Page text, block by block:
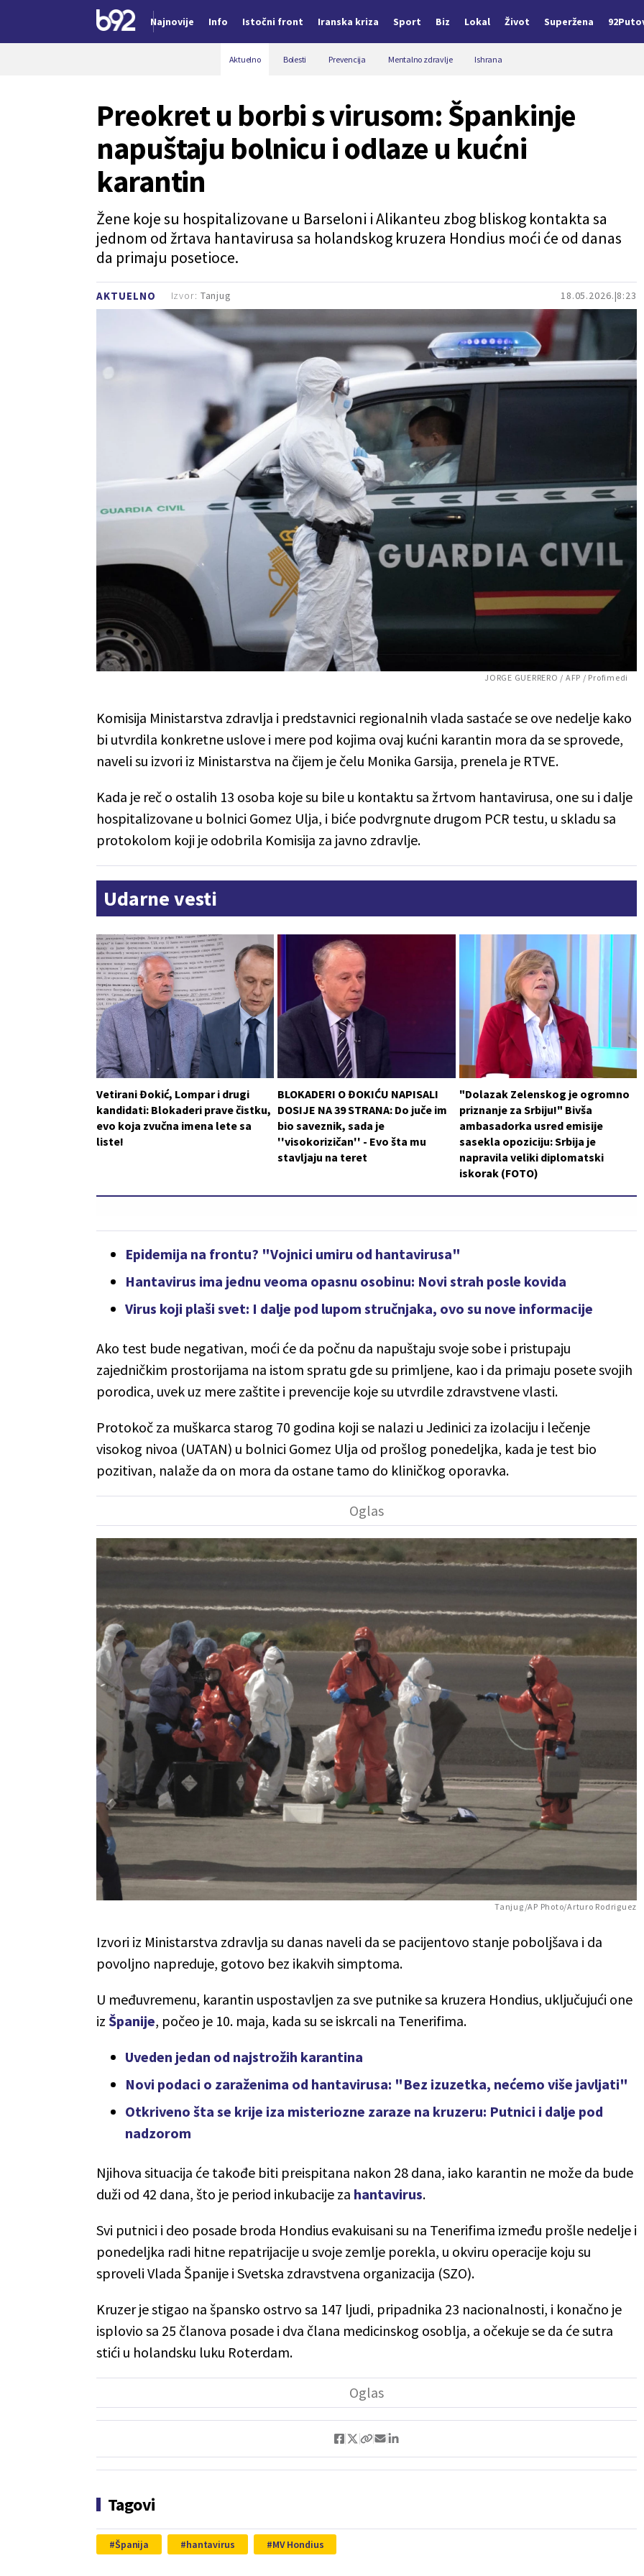
Najnovije Info Istočni front Iranska kriza Sport Biz Lokal Život Superžena
Aktuelno Bolesti Prevencija Mentalno zdravlje Ishrana
AKTUELNO 18.05.2026. 8:23
Preokret u borbi s virusom: Špankinje
napuštaju bolnicu i odlaze u kućni
karantin
Žene koje su hospitalizovane u Barseloni i Alikanteu zbog bliskog kontakta sa
jednom od žrtava hantavirusa sa holandskog kruzera Hondius moći će od danas
da primaju posetioce.
Izvor: Tanjug
JORGE GUERRERO / AFP / Profimedi
Komisija Ministarstva zdravlja i predstavnici regionalnih vlada sastaće se ove nedelje kako
bi utvrdila konkretne uslove i mere pod kojima ovaj kućni karantin mora da se sprovede,
naveli su izvori iz Ministarstva na čijem je čelu Monika Garsija, prenela je RTVE.
Kada je reč o ostalih 13 osoba koje su bile u kontaktu sa žrtvom hantavirusa, one su i dalje
hospitalizovane u bolnici Gomez Ulja, i biće podvrgnute drugom PCR testu, u skladu sa
protokolom koji je odobrila Komisija za javno zdravlje.
Udarne vesti
Vetirani Đokić, Lompar i drugi
kandidati: Blokaderi prave čistku,
evo koja zvučna imena lete sa
liste!
BLOKADERI O ĐOKIĆU NAPISALI
DOSIJE NA 39 STRANA: Do juče im
bio saveznik, sada je
''visokorizičan'' - Evo šta mu
stavljaju na teret
"Dolazak Zelenskog je ogromno
priznanje za Srbiju!" Bivša
ambasadorka usred emisije
sasekla opoziciju: Srbija je
napravila veliki diplomatski
iskorak (FOTO)
Epidemija na frontu? "Vojnici umiru od hantavirusa"
Hantavirus ima jednu veoma opasnu osobinu: Novi strah posle kovida
Virus koji plaši svet: I dalje pod lupom stručnjaka, ovo su nove informacije
Ako test bude negativan, moći će da počnu da napuštaju svoje sobe i pristupaju
zajedničkim prostorijama na istom spratu gde su primljene, kao i da primaju posete svojih
porodica, uvek uz mere zaštite i prevencije koje su utvrdile zdravstvene vlasti.
Protokoč za muškarca starog 70 godina koji se nalazi u Jedinici za izolaciju i lečenje
visokog nivoa (UATAN) u bolnici Gomez Ulja od prošlog ponedeljka, kada je test bio
pozitivan, nalaže da on mora da ostane tamo do kliničkog oporavka.
Tanjug/AP Photo/Arturo Rodriguez
Izvori iz Ministarstva zdravlja su danas naveli da se pacijentovo stanje poboljšava i da
povoljno napreduje, gotovo bez ikakvih simptoma.
U međuvremenu, karantin uspostavljen za sve putnike sa kruzera Hondius, uključujući one
iz Španije, počeo je 10. maja, kada su se iskrcali na Tenerifima.
Uveden jedan od najstrožih karantina
Novi podaci o zaraženima od hantavirusa: "Bez izuzetka, nećemo više javljati"
Otkriveno šta se krije iza misteriozne zaraze na kruzeru: Putnici i dalje pod
nadzorom
Njihova situacija će takođe biti preispitana nakon 28 dana, iako karantin ne može da bude
duži od 42 dana, što je period inkubacije za hantavirus.
Svi putnici i deo posade broda Hondius evakuisani su na Tenerifima između prošle nedelje i
ponedeljka radi hitne repatrijacije u svoje zemlje porekla, u okviru operacije koju su
sproveli Vlada Španije i Svetska zdravstvena organizacija (SZO).
Kruzer je stigao na špansko ostrvo sa 147 ljudi, pripadnika 23 nacionalnosti, i konačno je
isplovio sa 25 članova posade i dva člana medicinskog osoblja, a očekuje se da će sutra
stići u holandsku luku Roterdam.
Tagovi
Španija hantavirus MV Hondius